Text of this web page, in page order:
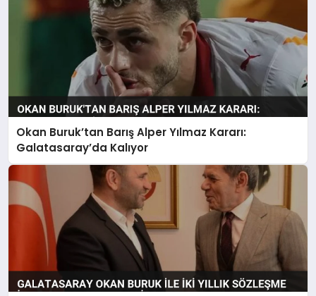
Okan Buruk’tan Barış Alper Yılmaz Kararı:
Galatasaray’da Kalıyor